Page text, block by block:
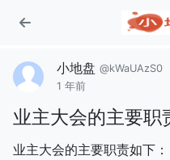
小地盘 @kWaUAzS0
1 年前
业主大会的主要职
业主大会的主要职责如下：